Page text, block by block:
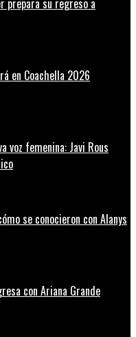
prepara su regreso a
en Coachella 2026
voz femenina: Javi Rous
se conocieron con Alanys
con Ariana Grande